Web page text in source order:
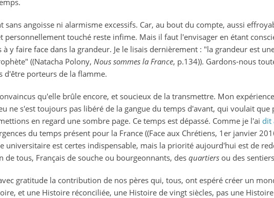
sans angoisse ni alarmisme excessifs. Car, au bout du compte, aussi
touché reste infime. Mais il faut l'envisager en étant
y faire face dans la grandeur. Je le lisais dernièrement : "la grandeur est
((Natacha Polony, Nous sommes la France, p.134)). Gardons-nous
d'être porteurs de la flamme.
qu'elle brûle encore, et soucieux de la transmettre. Mon
ne s'est toujours pas libéré de la gangue du temps d'avant, qui voulait que
en regard une sombre page. Ce temps est dépassé. Comme je l'ai dit
du temps présent pour la France ((Face aux Chrétiens, 1er janvier
universitaire est certes indispensable, mais la priorité aujourd'hui est de
tous, Français de souche ou bourgeonnants, des quartiers ou des
gratitude la contribution de nos pères qui, tous, ont espéré créer un
et une Histoire réconciliée, une Histoire de vingt siècles, pas une